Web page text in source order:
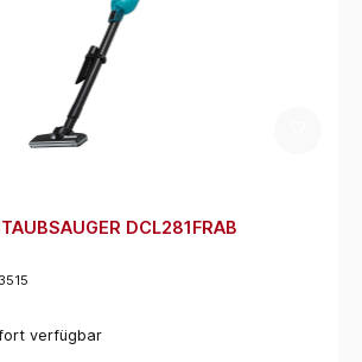
DCL281FRAB
verfügbar